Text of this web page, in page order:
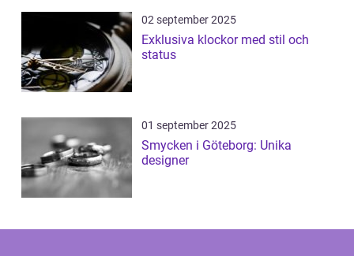
02 september 2025
Exklusiva klockor med stil och
status
01 september 2025
Smycken i Göteborg: Unika
designer